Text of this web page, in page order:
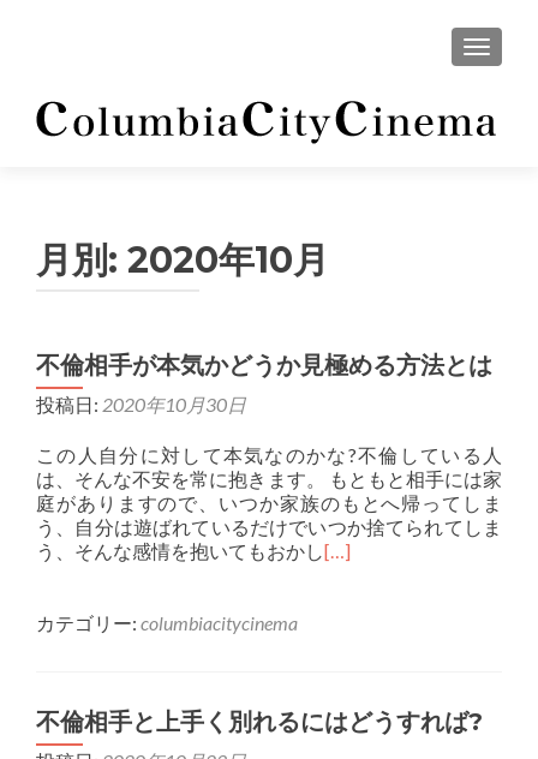
ナビゲ
月別: 2020年10月
不倫相手が本気かどうか見極める方法とは
投稿日: 2020年10月30日
この人自分に対して本気なのかな?不倫している人
は、そんな不安を常に抱きます。 もともと相手には家
庭がありますので、いつか家族のもとへ帰ってしま
う、自分は遊ばれているだけでいつか捨てられてしま
う、そんな感情を抱いてもおかし[…]
カテゴリー: columbiacitycinema
不倫相手と上手く別れるにはどうすれば?